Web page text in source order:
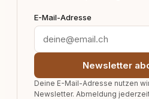
E-Mail-Adresse
Newsletter
Deine E-Mail-Adresse nutzen
Newsletter. Abmeldung